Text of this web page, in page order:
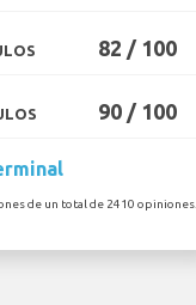
82 / 100
90 / 100
de un total de 2410 opiniones.